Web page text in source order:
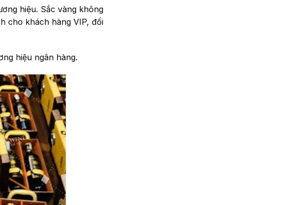
hiệu. Sắc vàng không
cho khách hàng VIP, đối
hiệu ngân hàng.